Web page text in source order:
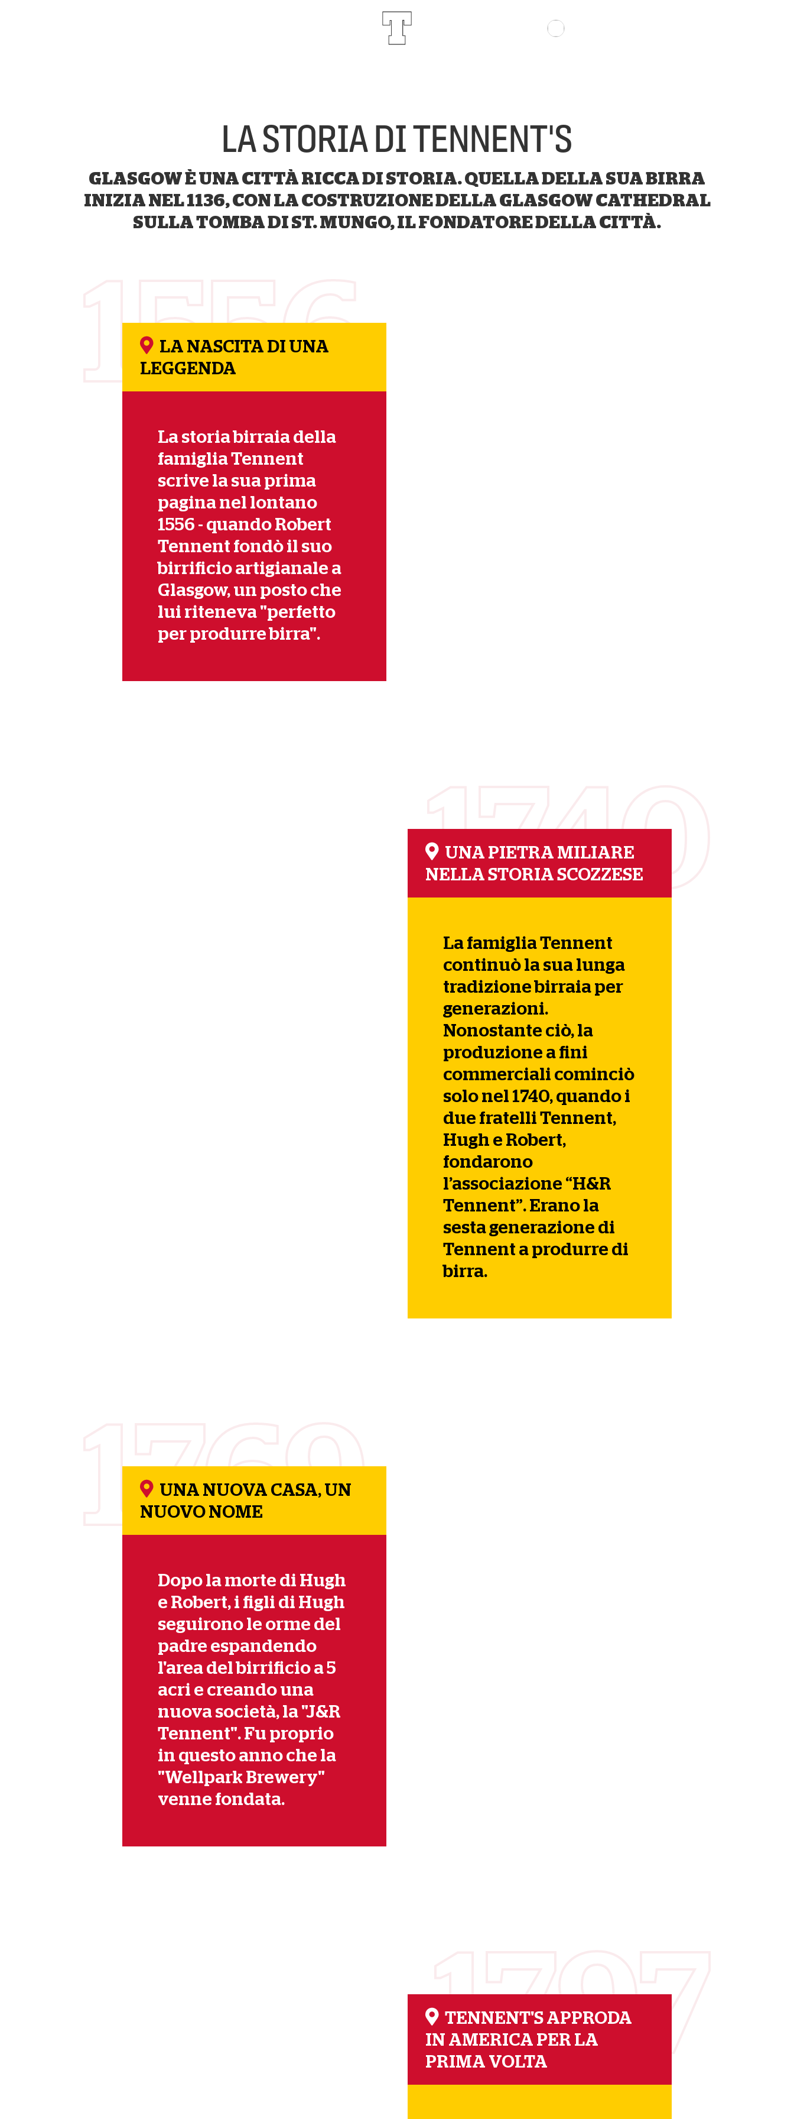
LA STORIA DI TENNENT'S
GLASGOW È UNA CITTÀ RICCA DI STORIA. QUELLA DELLA SUA BIRRA
INIZIA NEL 1136, CON LA COSTRUZIONE DELLA GLASGOW CATHEDRAL
SULLA TOMBA DI ST. MUNGO, IL FONDATORE DELLA CITTÀ.
1556
LA NASCITA DI UNA
LEGGENDA
La storia birraia della
famiglia Tennent
scrive la sua prima
pagina nel lontano
1556 - quando Robert
Tennent fondò il suo
birrificio artigianale a
Glasgow, un posto che
lui riteneva "perfetto
per produrre birra".
1740
UNA PIETRA MILIARE
NELLA STORIA SCOZZESE
La famiglia Tennent
continuò la sua lunga
tradizione birraia per
generazioni.
Nonostante ciò, la
produzione a fini
commerciali cominciò
solo nel 1740, quando i
due fratelli Tennent,
Hugh e Robert,
fondarono
l’associazione “H&R
Tennent”. Erano la
sesta generazione di
Tennent a produrre di
birra.
1769
UNA NUOVA CASA, UN
NUOVO NOME
Dopo la morte di Hugh
e Robert, i figli di Hugh
seguirono le orme del
padre espandendo
l'area del birrificio a 5
acri e creando una
nuova società, la "J&R
Tennent". Fu proprio
in questo anno che la
"Wellpark Brewery"
venne fondata.
1797
TENNENT'S APPRODA
IN AMERICA PER LA
PRIMA VOLTA